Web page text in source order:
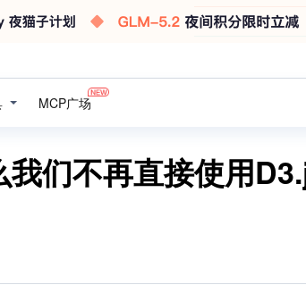
MCP广场
们不再直接使用